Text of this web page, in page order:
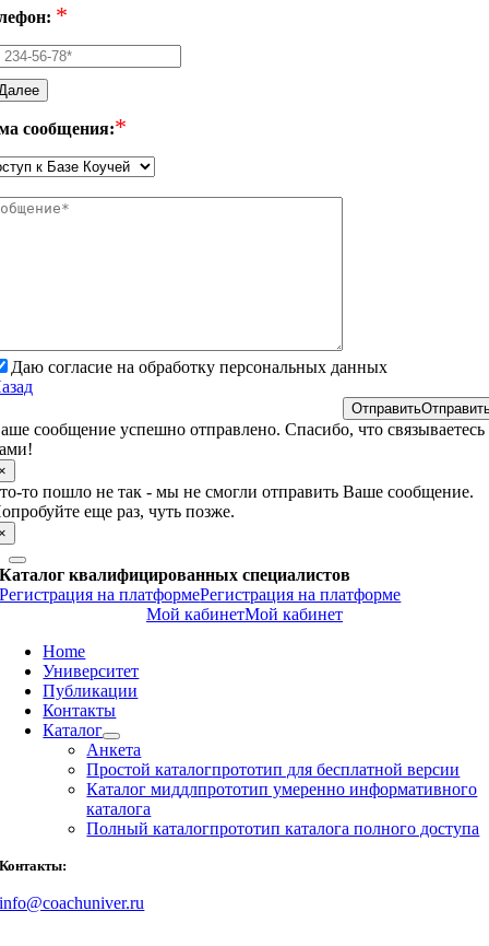
*
сообщения:*
Даю согласие на обработку персональных данных
Отправить
сообщение успешно отправлено. Спасибо, что связываетесь
то пошло не так - мы не смогли отправить Ваше сообщение.
еще раз, чуть позже.
Каталог квалифицированных специалистов
Регистрация на платформеРегистрация на платформе
Мой кабинетМой кабинет
Home
Университет
Публикации
Контакты
Каталог
Анкета
Простой каталогпрототип для бесплатной версии
Каталог миддлпрототип умеренно информативного
каталога
Полный каталогпрототип каталога полного доступа
Контакты:
info@coachuniver.ru